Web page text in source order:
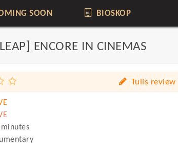
SOON BIOSKOP
ENCORE IN CINEMAS
Tulis review
minutes